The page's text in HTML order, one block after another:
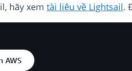
hãy xem tài liệu về Lightsail.
AWS